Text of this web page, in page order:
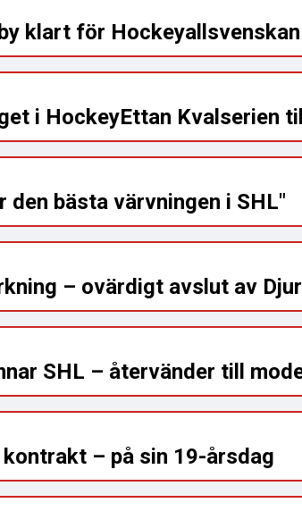
klart för
i HockeyEttan Kvalserien
den bästa värvningen i SHL"
– ovärdigt avslut av
SHL – återvänder till
– på sin 19-årsdag